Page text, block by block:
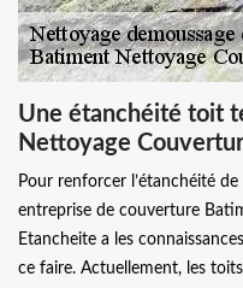
Une étanchéité toit
Nettoyage
Pour renforcer l’étanchéité
entreprise de couverture
Etancheite a les
ce faire. Actuellement, les